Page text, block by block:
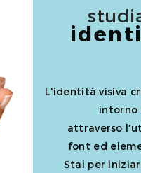
L'identità visiva
intorno
attraverso
font ed
Stai per